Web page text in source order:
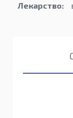
Лекарство: